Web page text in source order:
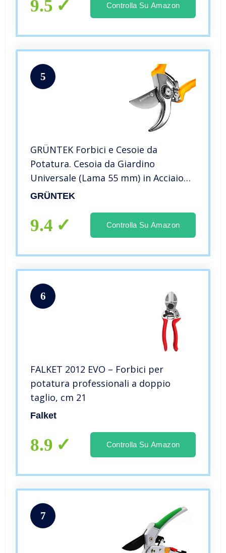
9.5 Controlla Su Amazon
5
GRÜNTEK Forbici e Cesoie da
Potatura. Cesoia da Giardino
Universale (Lama 55 mm) in Acciaio
Antiaderente
GRÜNTEK
9.4 Controlla Su Amazon
6
FALKET 2012 EVO – Forbici per
potatura professionali a doppio
taglio, cm 21
Falket
8.9 Controlla Su Amazon
7